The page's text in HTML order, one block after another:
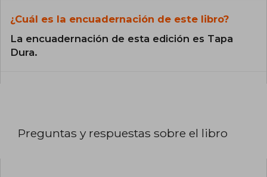
¿Cuál es la encuadernación de este libro?
La encuadernación de esta edición es Tapa
Dura.
Preguntas y respuestas sobre el libro